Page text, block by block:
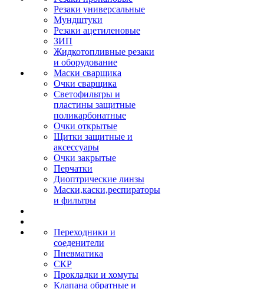
Резаки универсальные
Мундштуки
Резаки ацетиленовые
ЗИП
Жидкотопливные резаки
и оборудование
Маски сварщика
Очки сварщика
Светофильтры и
пластины защитные
поликарбонатные
Очки открытые
Щитки защитные и
аксессуары
Очки закрытые
Перчатки
Диоптрические линзы
Маски,каски,респираторы
и фильтры
Переходники и
соеденители
Пневматика
СКР
Прокладки и хомуты
Клапана обратные и